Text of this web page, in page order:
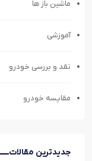
ماشین باز ها
آموزشی
نقد و بررسی خودرو
مقایسه خودرو
جدیدترین مقالات